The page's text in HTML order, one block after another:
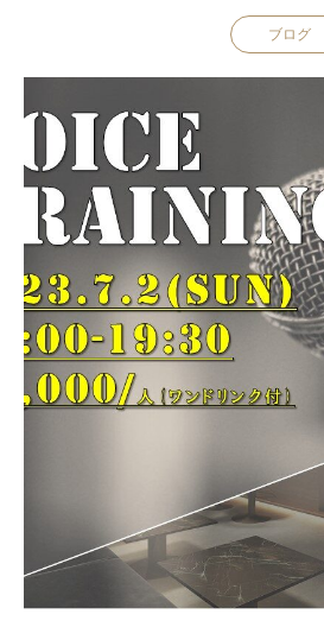
ブログ